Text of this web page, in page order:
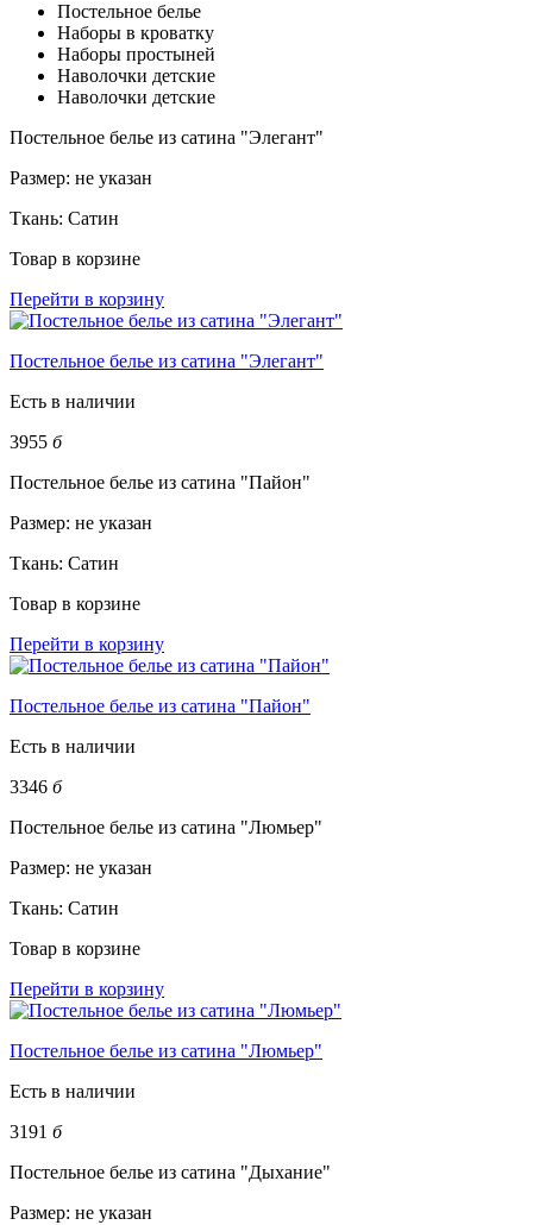
Постельное белье
Наборы в кроватку
Наборы простыней
Наволочки детские
Наволочки детские
Постельное белье из сатина "Элегант"
Размер: не указан
Ткань: Сатин
Товар в корзине
Перейти в корзину
Постельное белье из сатина "Элегант"
Есть в наличии
3955 б
Постельное белье из сатина "Пайон"
Размер: не указан
Ткань: Сатин
Товар в корзине
Перейти в корзину
Постельное белье из сатина "Пайон"
Есть в наличии
3346 б
Постельное белье из сатина "Люмьер"
Размер: не указан
Ткань: Сатин
Товар в корзине
Перейти в корзину
Постельное белье из сатина "Люмьер"
Есть в наличии
3191 б
Постельное белье из сатина "Дыхание"
Размер: не указан